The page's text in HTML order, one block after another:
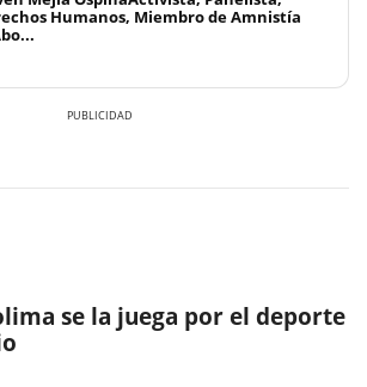
Humanos, Miembro de Amnistía
se la juega por el deporte